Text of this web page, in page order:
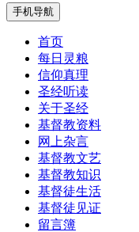
手机导航
首页
每日灵粮
信仰真理
圣经听读
关于圣经
基督教资料
网上杂言
基督教文艺
基督教知识
基督徒生活
基督徒见证
留言簿